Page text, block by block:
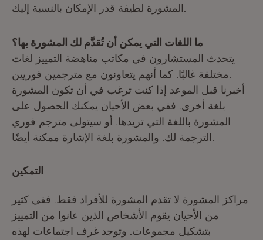
ما اللغات التي يمكن أن تُقدَّم لك المشورة بها؟
يتحدث المستشارون في مكاتب مناهضة التمييز لغات
أخبرنا قبل الموعد إذا كنت ترغب في أن تكون المشورة
بلغة أخرى. ففي بعض الأحيان يمكنك الحصول على
المشورة باللغة التي تريدها. أو سيتولى مترجم فوري
التمكين
مراكز المشورة لا تقدم المشورة للأفراد فقط. ففي كثير
من الأحيان يقوم الأشخاص الذين عانوا من التمييز
بتشكيل مجموعات. وتوجد غرف اجتماعات لهذه